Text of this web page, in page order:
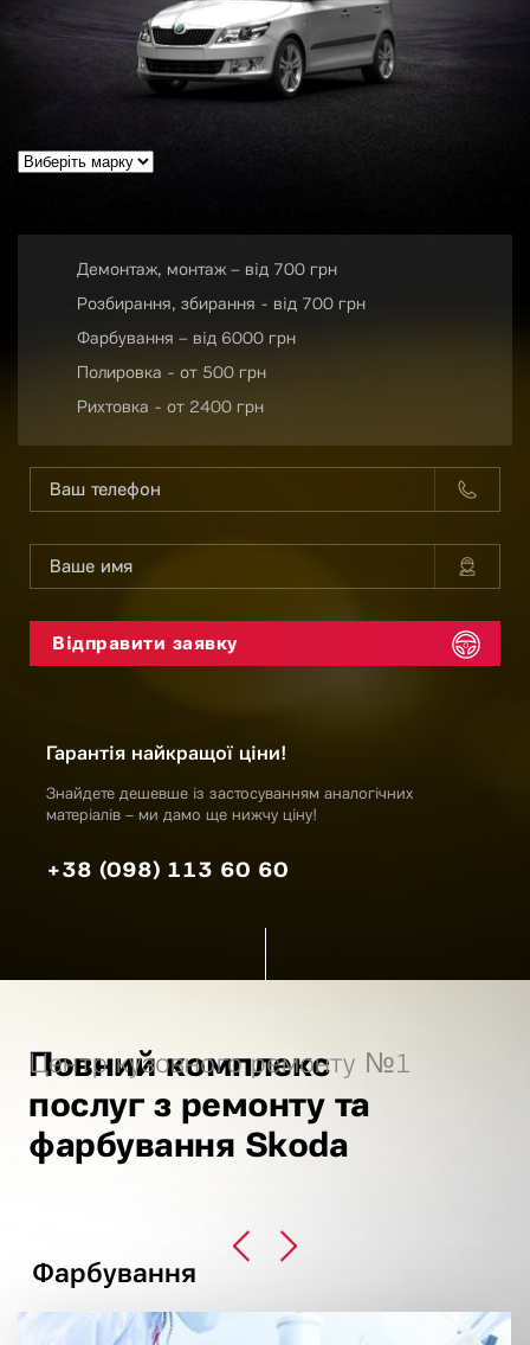
Демонтаж, монтаж – від 700 грн
Розбирання, збирання - від 700 грн
Фарбування – від 6000 грн
Полировка - от 500 грн
Рихтовка - от 2400 грн
Гарантія найкращої ціни!
Знайдете дешевше із застосуванням аналогічних
матеріалів – ми дамо ще нижчу ціну!
+38 (098) 113 60 60
Повний комплекс
послуг з ремонту та
фарбування Skoda
Центр кузовного ремонту №1
Фарбування